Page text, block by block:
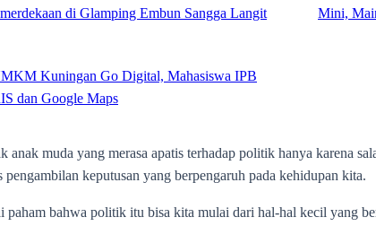
di Glamping Embun Sangga Langit
Mini,
Kuningan Go Digital, Mahasiswa IPB
dan Google Maps
muda yang merasa apatis terhadap politik hanya karena
keputusan yang berpengaruh pada kehidupan kita.
bahwa politik itu bisa kita mulai dari hal-hal kecil yang